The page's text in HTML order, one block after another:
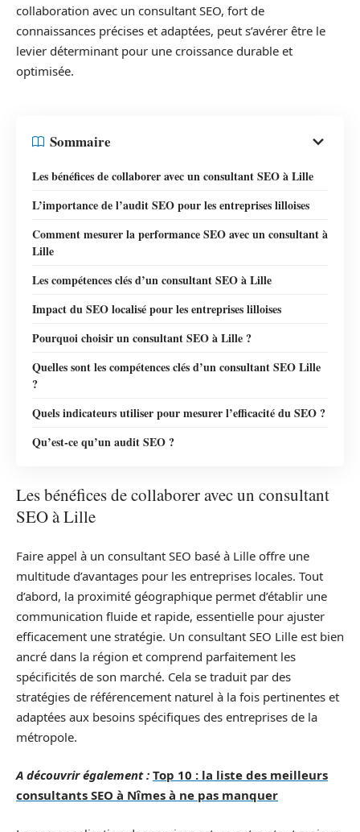
collaboration avec un consultant SEO, fort de
connaissances précises et adaptées, peut s’avérer être le
levier déterminant pour une croissance durable et
optimisée.
Sommaire
Les bénéfices de collaborer avec un consultant SEO à Lille
L’importance de l’audit SEO pour les entreprises lilloises
Comment mesurer la performance SEO avec un consultant à
Lille
Les compétences clés d’un consultant SEO à Lille
Impact du SEO localisé pour les entreprises lilloises
Pourquoi choisir un consultant SEO à Lille ?
Quelles sont les compétences clés d’un consultant SEO Lille
?
Quels indicateurs utiliser pour mesurer l’efficacité du SEO ?
Qu’est-ce qu’un audit SEO ?
Les bénéfices de collaborer avec un consultant
SEO à Lille
Faire appel à un consultant SEO basé à Lille offre une
multitude d’avantages pour les entreprises locales. Tout
d’abord, la proximité géographique permet d’établir une
communication fluide et rapide, essentielle pour ajuster
efficacement une stratégie. Un consultant SEO Lille est bien
ancré dans la région et comprend parfaitement les
spécificités de son marché. Cela se traduit par des
stratégies de référencement naturel à la fois pertinentes et
adaptées aux besoins spécifiques des entreprises de la
métropole.
A découvrir également : Top 10 : la liste des meilleurs
consultants SEO à Nîmes à ne pas manquer